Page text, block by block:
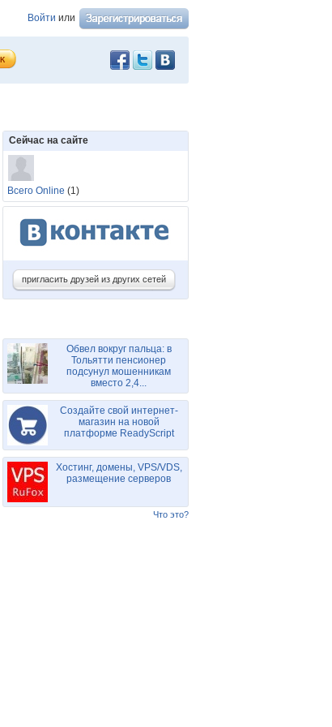
Войти или
Сейчас на сайте
Всего Online (1)
пригласить друзей из других сетей
Обвел вокруг пальца: в
Тольятти пенсионер
подсунул мошенникам
вместо 2,4...
Создайте свой интернет-
магазин на новой
платформе ReadyScript
Хостинг, домены, VPS/VDS,
размещение серверов
Что это?